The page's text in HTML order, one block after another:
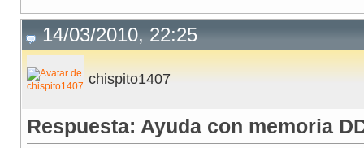
14/03/2010, 22:25
chispito1407
Respuesta: Ayuda con memoria